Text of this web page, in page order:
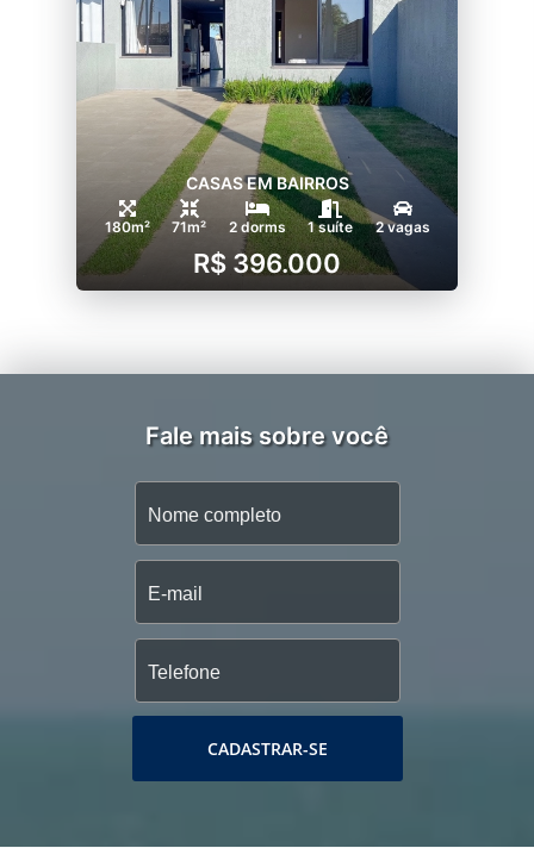
CASAS EM BAIRROS
180m² 71m² 2 dorms 1 suíte 2 vagas
R$ 396.000
Fale mais sobre você
CADASTRAR-SE